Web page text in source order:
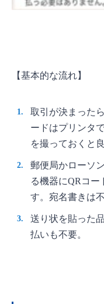
【基本的な流れ】
取引が決まった
ードはプリンタ
を撮っておくと
郵便局かローソ
る機器にQRコー
す。宛名書きは
送り状を貼った
払いも不要。